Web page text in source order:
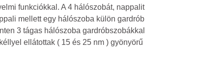
funkciókkal. A 4 hálószobát, nappalit
mellett egy hálószoba külön gardrób
3 tágas hálószoba gardróbszobákkal
ellátottak ( 15 és 25 nm ) gyönyörű